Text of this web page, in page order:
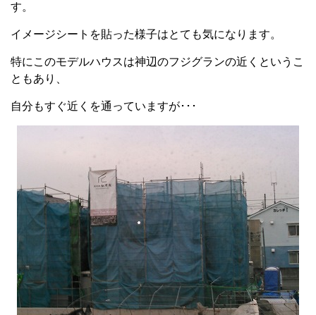
す。
イメージシートを貼った様子はとても気になります。
特にこのモデルハウスは神辺のフジグランの近くというこ
ともあり、
自分もすぐ近くを通っていますが･･･